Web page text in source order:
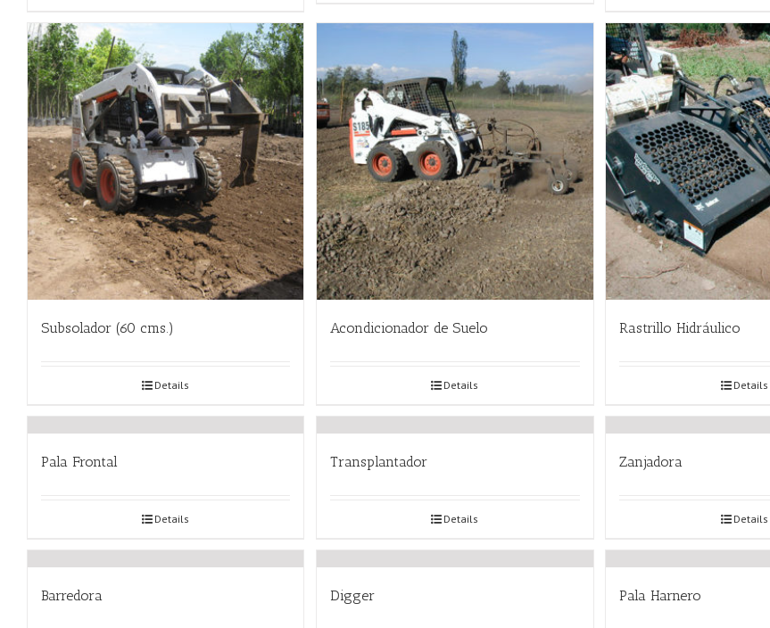
Subsolador (60 cms.)
Details
Acondicionador de Suelo
Details
Rastrillo Hidráulico
Details
Pala Frontal
Details
Transplantador
Details
Zanjadora
Details
Barredora Digger Pala Harnero